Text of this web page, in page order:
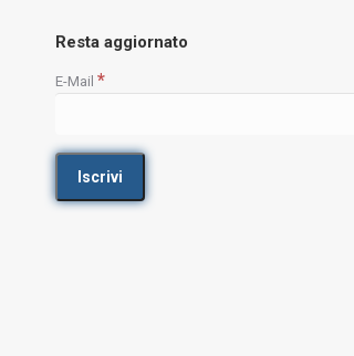
Resta aggiornato
E-Mail *